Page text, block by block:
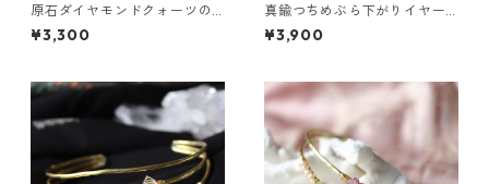
原石ダイヤモンドクォーツの
小枝ネックレス
¥3,300
真鍮つちめぶら下がりイヤー
カフ
¥3,900